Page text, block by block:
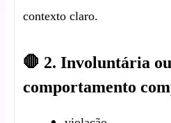
contexto claro.
🛑 2. Involuntária ou
comportamento